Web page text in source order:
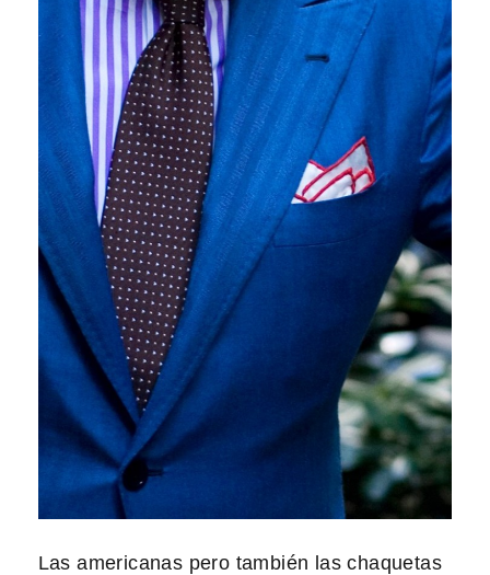
Las americanas pero también las chaquetas